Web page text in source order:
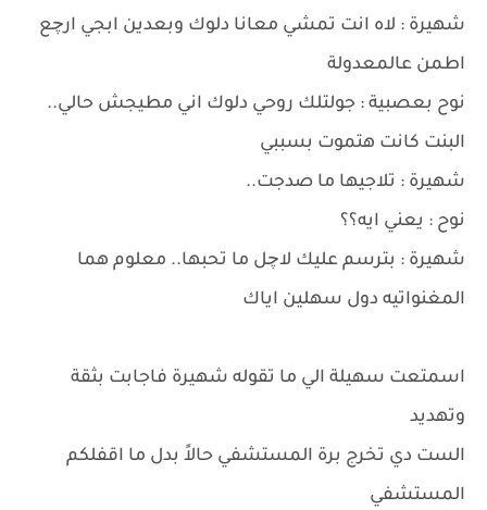
شهيرة : لاه انت تمشي معانا دلوك وبعدين ابجي ارچع
اطمن عالمعدولة
نوح بعصبية : جولتلك روحي دلوك اني مطيجش حالي..
البنت كانت هتموت بسببي
شهيرة : تلاجيها ما صدجت..
نوح : يعني ايه؟؟
شهيرة : بترسم عليك لاچل ما تحبها.. معلوم هما
المغنواتيه دول سهلين اياك
اسمتعت سهيلة الي ما تقوله شهيرة فاجابت بثقة
وتهديد
الست دي تخرج برة المستشفي حالاً بدل ما اقفلكم
المستشفي